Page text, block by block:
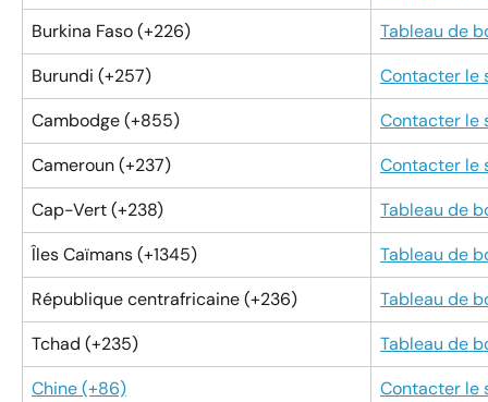
Burkina Faso (+226)
Tableau de
Burundi (+257)
Contacter le
Cambodge (+855)
Contacter le
Cameroun (+237)
Contacter le
Cap-Vert (+238)
Tableau de
Îles Caïmans (+1345)
Tableau de
République centrafricaine (+236)
Tableau de
Tchad (+235)
Tableau de
Chine (+86)
Contacter le